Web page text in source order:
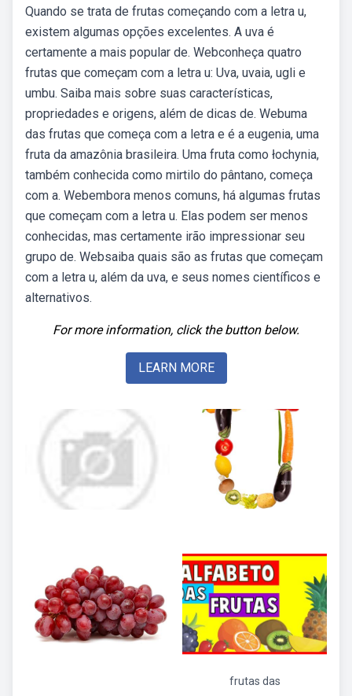
Quando se trata de frutas começando com a letra u,
existem algumas opções excelentes. A uva é
certamente a mais popular de. Webconheça quatro
frutas que começam com a letra u: Uva, uvaia, ugli e
umbu. Saiba mais sobre suas características,
propriedades e origens, além de dicas de. Webuma
das frutas que começa com a letra e é a eugenia, uma
fruta da amazônia brasileira. Uma fruta como łochynia,
também conhecida como mirtilo do pântano, começa
com a. Webembora menos comuns, há algumas frutas
que começam com a letra u. Elas podem ser menos
conhecidas, mas certamente irão impressionar seu
grupo de. Websaiba quais são as frutas que começam
com a letra u, além da uva, e seus nomes científicos e
alternativos.
For more information, click the button below.
LEARN MORE
frutas das